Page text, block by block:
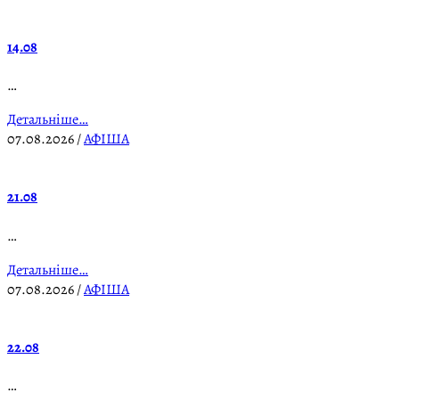
14.08
…
Детальніше…
07.08.2026/АФІША
21.08
…
Детальніше…
07.08.2026/АФІША
22.08
…